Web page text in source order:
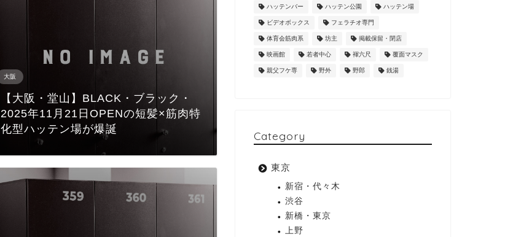
大阪
【大阪・堂山】BLACK・ブラック・
2025年11月21日OPENの短髪×筋肉特
化型ハッテン場が爆誕
ハッテンバー ハッテン公園 ハッテン場
ビデオボックス フェラチオ専門
体育会筋肉系 坊主 掲載保留・閉店
映画館 若者中心 褌六尺 覆面マスク
親父フケ専 野外 野郎 銭湯
Category
東京
新宿・代々木
渋谷
新橋・東京
上野